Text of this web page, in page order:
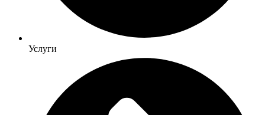
Услуги